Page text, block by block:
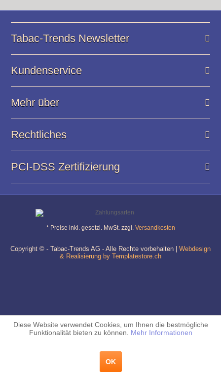
Tabac-Trends Newsletter
Kundenservice
Mehr über
Rechtliches
PCI-DSS Zertifizierung
* Preise inkl. gesetzl. MwSt. zzgl. Versandkosten
Copyright © - Tabac-Trends AG - Alle Rechte vorbehalten | Webdesign
& Realisierung by Templatestore.ch
Diese Website verwendet Cookies, um Ihnen die bestmögliche
Funktionalität bieten zu können. Mehr Informationen
OK